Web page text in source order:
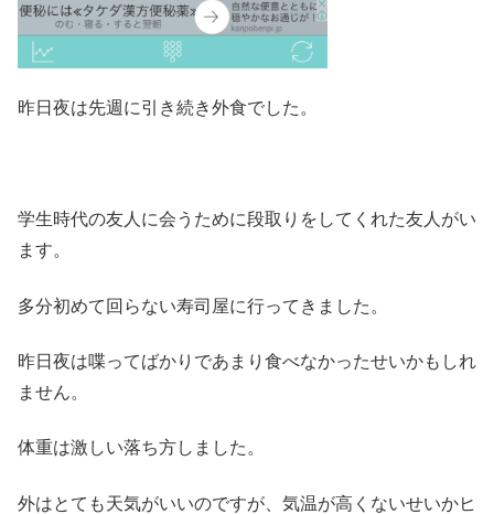
昨日夜は先週に引き続き外食でした。
学生時代の友人に会うために段取りをしてくれた友人がい
ます。
多分初めて回らない寿司屋に行ってきました。
昨日夜は喋ってばかりであまり食べなかったせいかもしれ
ません。
体重は激しい落ち方しました。
外はとても天気がいいのですが、気温が高くないせいかヒ